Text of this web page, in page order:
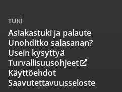
TUKI
Asiakastuki ja palaute
Unohditko salasanan?
Usein kysyttyä
Turvallisuusohjeet
Käyttöehdot
Saavutettavuusseloste